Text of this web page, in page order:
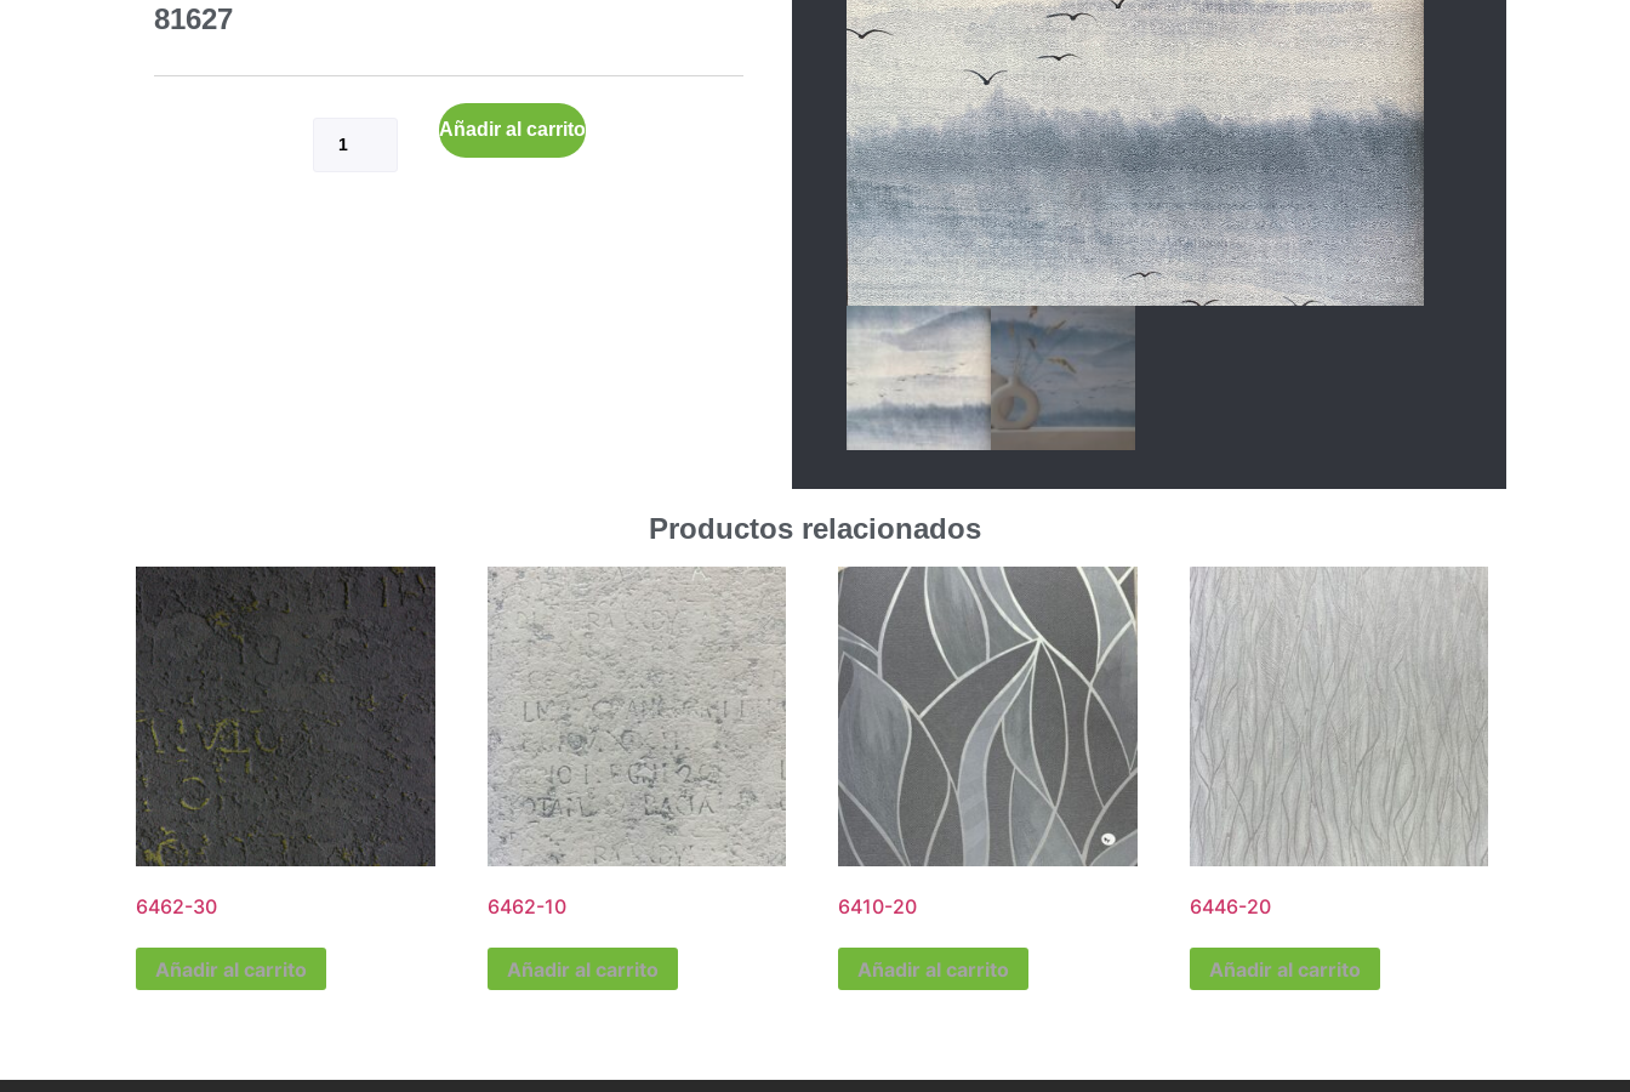
81627
Añadir al carrito
Productos relacionados
6462-30
Añadir al carrito
6462-10
Añadir al carrito
6410-20
Añadir al carrito
6446-20
Añadir al carrito